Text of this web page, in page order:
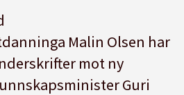
Malin Olsen har
mot ny
Guri